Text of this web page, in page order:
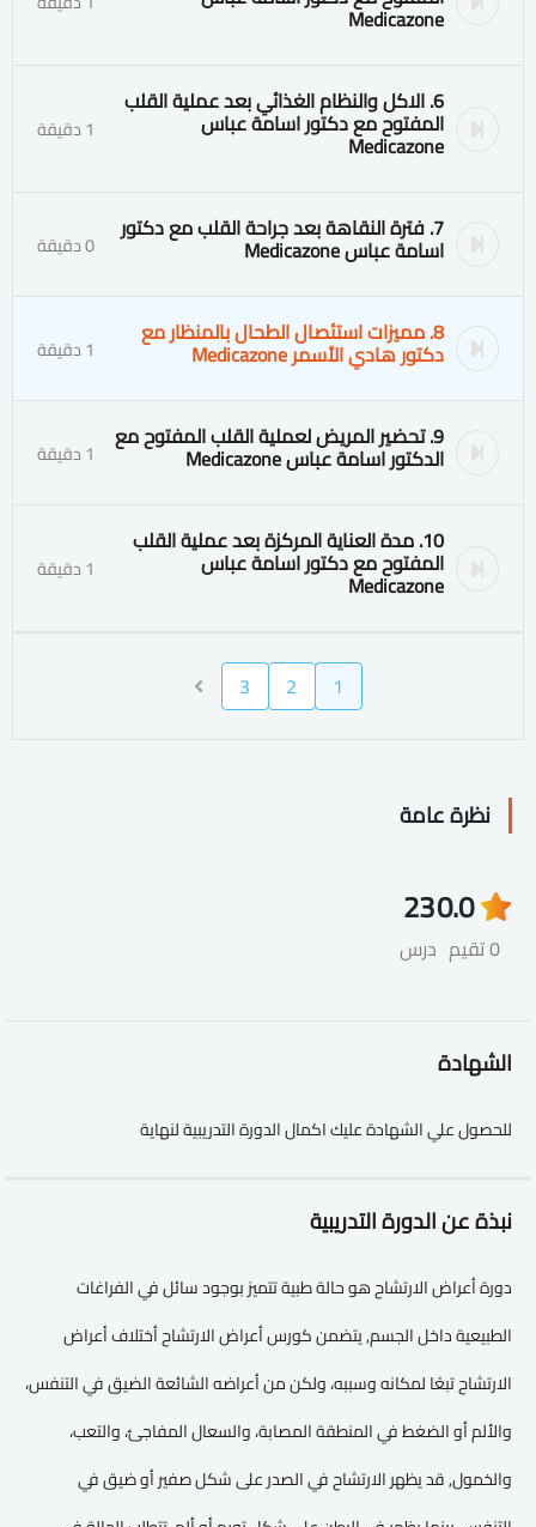
Medicazone
6. الاكل والنظام الغذائي بعد عملية القلب
المفتوح مع دكتور اسامة عباس
Medicazone 1 دقيقة
7. فترة النقاهة بعد جراحة القلب مع دكتور
اسامة عباس Medicazone 0 دقيقة
8. مميزات استئصال الطحال بالمنظار مع
دكتور هادي الأسمر Medicazone 1 دقيقة
9. تحضير المريض لعملية القلب المفتوح مع
الدكتور اسامة عباس Medicazone 1 دقيقة
10. مدة العناية المركزة بعد عملية القلب
المفتوح مع دكتور اسامة عباس
Medicazone 1 دقيقة
1
2
3
نظرة عامة
0.0
0 تقيم
23
درس
الشهادة
للحصول علي الشهادة عليك اكمال الدورة التدريبية لنهاية
نبذة عن الدورة التدريبية
دورة أعراض الارتشاح هو حالة طبية تتميز بوجود سائل في الفراغات
الطبيعية داخل الجسم, يتضمن كورس أعراض الارتشاح أختلاف أعراض
الارتشاح تبعًا لمكانه وسببه، ولكن من أعراضه الشائعة الضيق في التنفس،
والألم أو الضغط في المنطقة المصابة، والسعال المفاجئ، والتعب،
والخمول, قد يظهر الارتشاح في الصدر على شكل صفير أو ضيق في